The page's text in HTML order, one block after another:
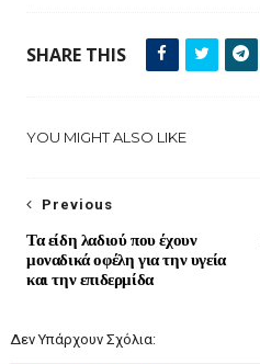
SHARE THIS
YOU MIGHT ALSO LIKE
Previous
Τα είδη λαδιού που έχουν
μοναδικά οφέλη για την υγεία
και την επιδερμίδα
Δεν Υπάρχουν Σχόλια: